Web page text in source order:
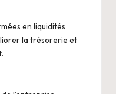
en liquidités
la trésorerie et